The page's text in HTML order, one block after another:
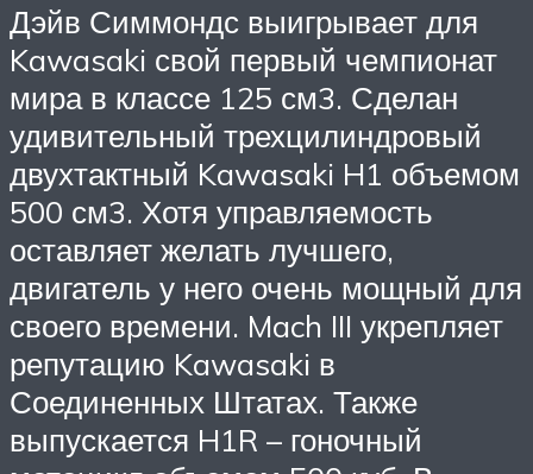
Дэйв Симмондс выигрывает для
Kawasaki свой первый чемпионат
мира в классе 125 см3. Сделан
удивительный трехцилиндровый
двухтактный Kawasaki H1 объемом
500 см3. Хотя управляемость
оставляет желать лучшего,
двигатель у него очень мощный для
своего времени. Mach III укрепляет
репутацию Kawasaki в
Соединенных Штатах. Также
выпускается H1R – гоночный